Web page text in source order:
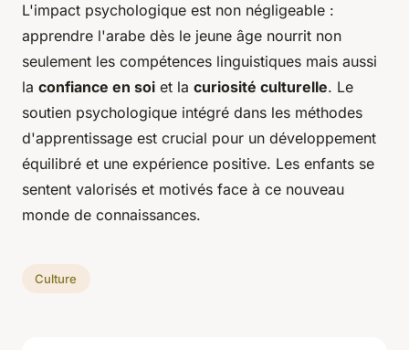
L'impact psychologique est non négligeable :
apprendre l'arabe dès le jeune âge nourrit non
seulement les compétences linguistiques mais aussi
la confiance en soi et la curiosité culturelle. Le
soutien psychologique intégré dans les méthodes
d'apprentissage est crucial pour un développement
équilibré et une expérience positive. Les enfants se
sentent valorisés et motivés face à ce nouveau
monde de connaissances.
Culture